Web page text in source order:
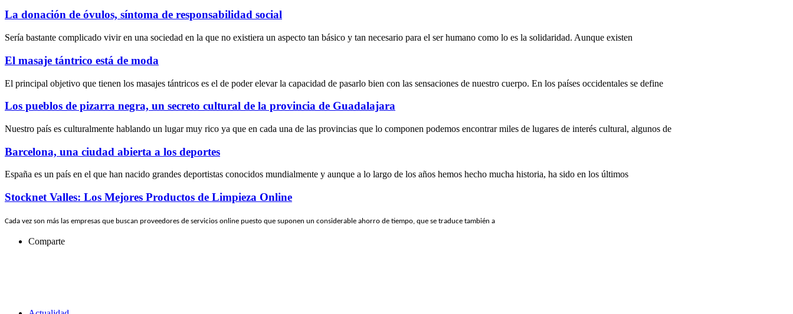
La donación de óvulos, síntoma de responsabilidad social
Sería bastante complicado vivir en una sociedad en la que no existiera un aspecto tan básico y tan necesario para el ser humano como lo es la solidaridad. Aunque existen
El masaje tántrico está de moda
El principal objetivo que tienen los masajes tántricos es el de poder elevar la capacidad de pasarlo bien con las sensaciones de nuestro cuerpo. En los países occidentales se define
Los pueblos de pizarra negra, un secreto cultural de la provincia de Guadalajara
Nuestro país es culturalmente hablando un lugar muy rico ya que en cada una de las provincias que lo componen podemos encontrar miles de lugares de interés cultural, algunos de
Barcelona, una ciudad abierta a los deportes
España es un país en el que han nacido grandes deportistas conocidos mundialmente y aunque a lo largo de los años hemos hecho mucha historia, ha sido en los últimos
Stocknet Valles: Los Mejores Productos de Limpieza Online
Cada vez son más las empresas que buscan proveedores de servicios online puesto que suponen un considerable ahorro de tiempo, que se traduce también a
Comparte